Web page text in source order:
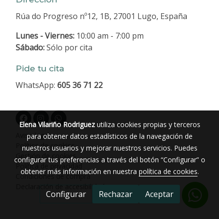
Rúa do Progreso nº12, 1B, 27001 Lugo, España
Lunes - Viernes: 10:00 am - 7:00 pm
Sábado:Sólo por cita
Pide tu cita
WhatsApp: 605 36 71 22
Aviso legal
Política de cookies
Gestión de cookies
Política de privacidad
Condiciones de compra
Declaración de accesibilidad
Elena Vilariño Rodriguezutiliza cookies propias y terceros
para obtener datos estadísticos de la navegación de
nuestros usuarios y mejorar nuestros servicios. Puedes
configurar tus preferencias a través del botón “Configurar” o
obtener más información en nuestra política de cookies.
Configurar Rechazar Aceptar